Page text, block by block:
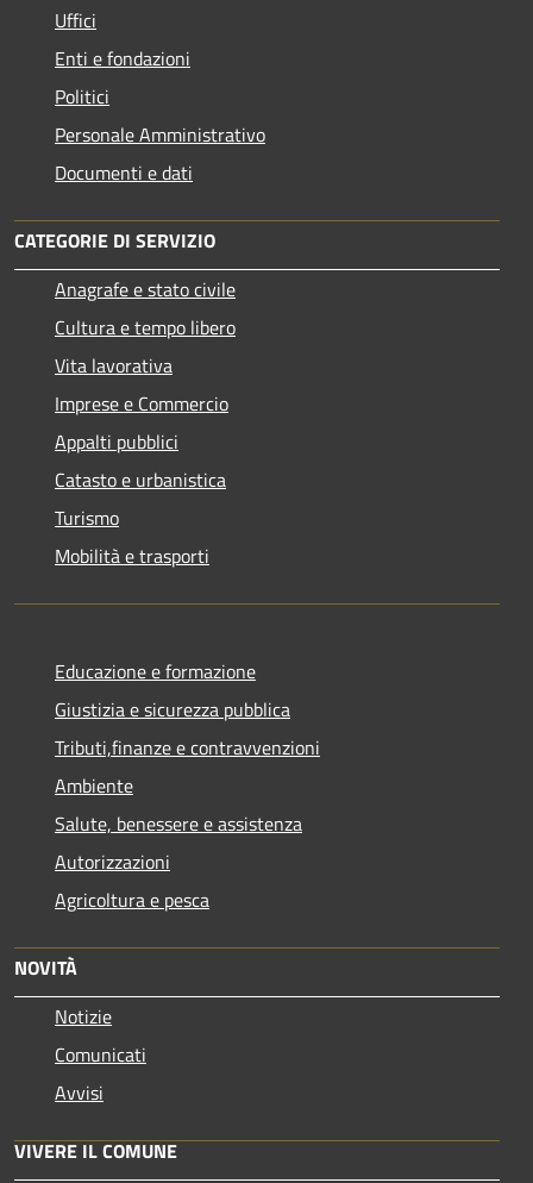
Uffici
Enti e fondazioni
Politici
Personale Amministrativo
Documenti e dati
CATEGORIE DI SERVIZIO
Anagrafe e stato civile
Cultura e tempo libero
Vita lavorativa
Imprese e Commercio
Appalti pubblici
Catasto e urbanistica
Turismo
Mobilità e trasporti
Educazione e formazione
Giustizia e sicurezza pubblica
Tributi,finanze e contravvenzioni
Ambiente
Salute, benessere e assistenza
Autorizzazioni
Agricoltura e pesca
NOVITÀ
Notizie
Comunicati
Avvisi
VIVERE IL COMUNE